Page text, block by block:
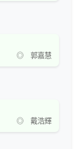
◎ 郭嘉慧
◎ 戴浩輝